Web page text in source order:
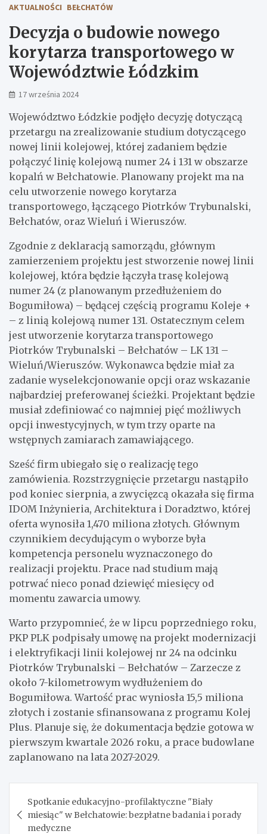
AKTUALNOŚCI BEŁCHATÓW
Decyzja o budowie nowego
korytarza transportowego w
Województwie Łódzkim
17 września 2024
Województwo Łódzkie podjęło decyzję dotyczącą
przetargu na zrealizowanie studium dotyczącego
nowej linii kolejowej, której zadaniem będzie
połączyć linię kolejową numer 24 i 131 w obszarze
kopalń w Bełchatowie. Planowany projekt ma na
celu utworzenie nowego korytarza
transportowego, łączącego Piotrków Trybunalski,
Bełchatów, oraz Wieluń i Wieruszów.
Zgodnie z deklaracją samorządu, głównym
zamierzeniem projektu jest stworzenie nowej linii
kolejowej, która będzie łączyła trasę kolejową
numer 24 (z planowanym przedłużeniem do
Bogumiłowa) – będącej częścią programu Koleje +
– z linią kolejową numer 131. Ostatecznym celem
jest utworzenie korytarza transportowego
Piotrków Trybunalski – Bełchatów – LK 131 –
Wieluń/Wieruszów. Wykonawca będzie miał za
zadanie wyselekcjonowanie opcji oraz wskazanie
najbardziej preferowanej ścieżki. Projektant będzie
musiał zdefiniować co najmniej pięć możliwych
opcji inwestycyjnych, w tym trzy oparte na
wstępnych zamiarach zamawiającego.
Sześć firm ubiegało się o realizację tego
zamówienia. Rozstrzygnięcie przetargu nastąpiło
pod koniec sierpnia, a zwycięzcą okazała się firma
IDOM Inżynieria, Architektura i Doradztwo, której
oferta wynosiła 1,470 miliona złotych. Głównym
czynnikiem decydującym o wyborze była
kompetencja personelu wyznaczonego do
realizacji projektu. Prace nad studium mają
potrwać nieco ponad dziewięć miesięcy od
momentu zawarcia umowy.
Warto przypomnieć, że w lipcu poprzedniego roku,
PKP PLK podpisały umowę na projekt modernizacji
i elektryfikacji linii kolejowej nr 24 na odcinku
Piotrków Trybunalski – Bełchatów – Zarzecze z
około 7-kilometrowym wydłużeniem do
Bogumiłowa. Wartość prac wyniosła 15,5 miliona
złotych i zostanie sfinansowana z programu Kolej
Plus. Planuje się, że dokumentacja będzie gotowa w
pierwszym kwartale 2026 roku, a prace budowlane
zaplanowano na lata 2027-2029.
wpisu
Spotkanie edukacyjno-profilaktyczne "Biały
miesiąc" w Bełchatowie: bezpłatne badania i porady
medyczne